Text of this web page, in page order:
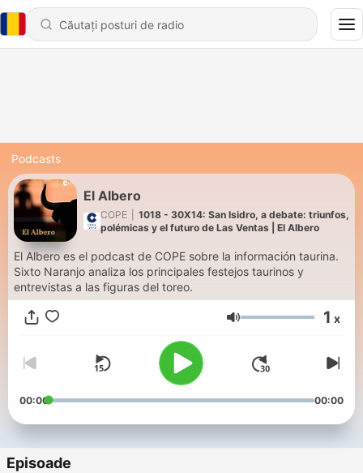
Podcasts
El Albero
COPE
1018 - 30X14: San Isidro, a debate: triunfos,
polémicas y el futuro de Las Ventas | El Albero
El Albero es el podcast de COPE sobre la información taurina.
Sixto Naranjo analiza los principales festejos taurinos y
entrevistas a las figuras del toreo.
Volum 1 x
00:00 00:00
Episoade